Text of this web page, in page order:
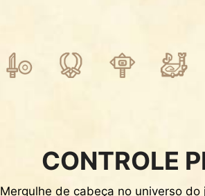
CONTROLE
Mergulhe de cabeça no universo